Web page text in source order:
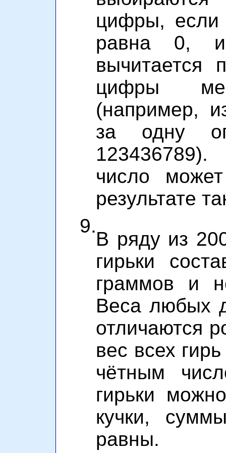
цифры,
равна 0,
цифры
(например,
за одну
123436789).
число
результате
9.
В ряду из
гирьки
граммов и
Веса любых
отличаются
вес всех
чётным
гирьки
кучки,
равны.